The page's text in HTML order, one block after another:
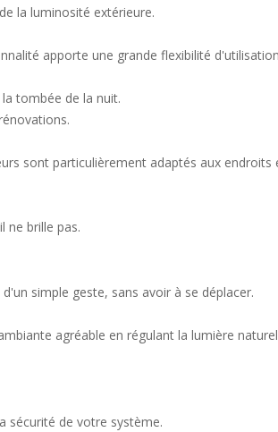
la luminosité extérieure.
apporte une grande flexibilité
tombée de la nuit.
sont particulièrement adaptés aux endroits
ne brille pas.
simple geste, sans avoir à se déplacer.
agréable en régulant la lumière
sécurité de votre système.